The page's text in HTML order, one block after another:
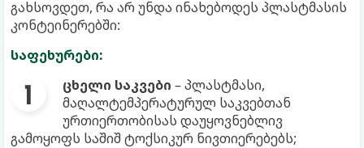
გახსოვდეთ, რა არ უნდა ინახებოდეს პლასტმასის
კონტეინერებში:
საფეხურები:
ცხელი საკვები – პლასტმასი,
მაღალტემპერატურულ საკვებთან
ურთიერთობისას დაუყოვნებლივ
გამოყოფს საშიშ ტოქსიკურ ნივთიერებებს;